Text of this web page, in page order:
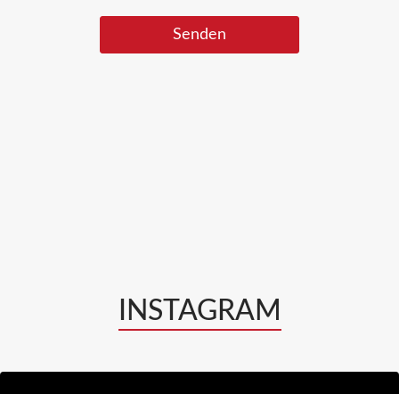
INSTAGRAM